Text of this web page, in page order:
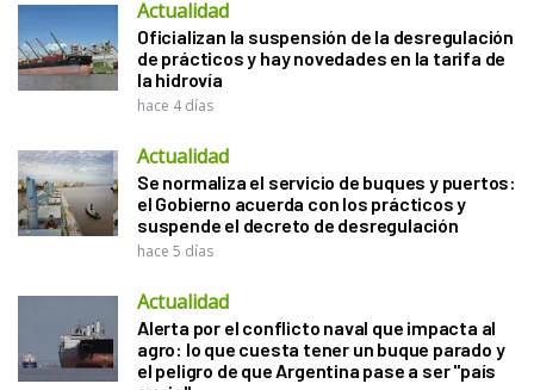
Actualidad
Oficializan la suspensión de la desregulación
de prácticos y hay novedades en la tarifa de
la hidrovía
hace 4 días
Actualidad
Se normaliza el servicio de buques y puertos:
el Gobierno acuerda con los prácticos y
suspende el decreto de desregulación
hace 5 días
Actualidad
Alerta por el conflicto naval que impacta al
agro: lo que cuesta tener un buque parado y
el peligro de que Argentina pase a ser "país